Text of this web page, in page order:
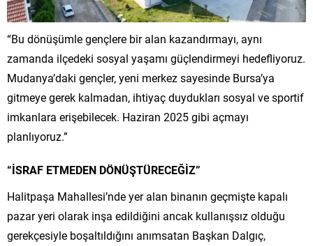
“Bu dönüşümle gençlere bir alan kazandırmayı, aynı
zamanda ilçedeki sosyal yaşamı güçlendirmeyi hedefliyoruz.
Mudanya’daki gençler, yeni merkez sayesinde Bursa’ya
gitmeye gerek kalmadan, ihtiyaç duydukları sosyal ve sportif
imkanlara erişebilecek. Haziran 2025 gibi açmayı
planlıyoruz.”
“İSRAF ETMEDEN DÖNÜŞTÜRECEĞİZ”
Halitpaşa Mahallesi’nde yer alan binanın geçmişte kapalı
pazar yeri olarak inşa edildiğini ancak kullanışsız olduğu
gerekçesiyle boşaltıldığını anımsatan Başkan Dalgıç,